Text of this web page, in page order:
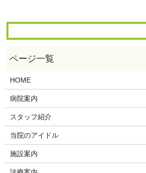
HOME
病院案内
スタッフ紹介
当院のアイドル
施設案内